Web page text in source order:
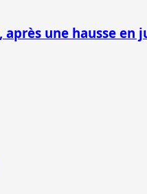
après une hausse en